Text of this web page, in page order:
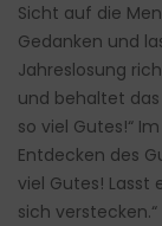
Sicht auf die
Gedanken und
Jahreslosung
und behaltet das
so viel Gutes!“
Entdecken des
viel Gutes! Lasst
sich